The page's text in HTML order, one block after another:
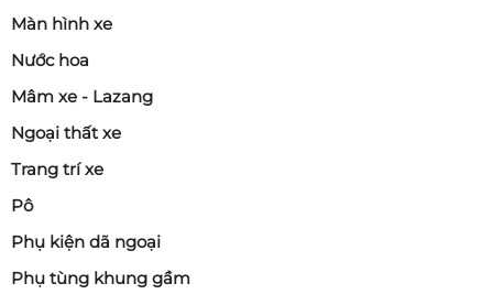
Màn hình xe
Nước hoa
Mâm xe - Lazang
Ngoại thất xe
Trang trí xe
Pô
Phụ kiện dã ngoại
Phụ tùng khung gầm